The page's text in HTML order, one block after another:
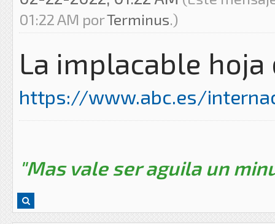
01:22 AM porTerminus.)
La implacable
https://www.abc.es/
"Mas vale ser aguila un